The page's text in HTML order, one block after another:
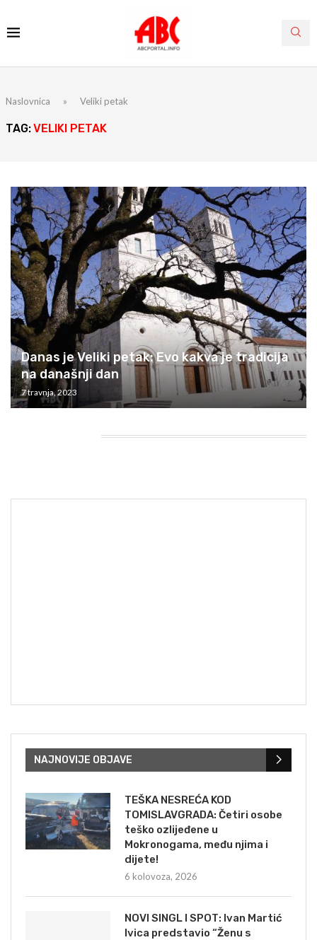
Naslovnica » Veliki petak
TAG:VELIKI PETAK
Danas je Veliki petak: Evo kakva je tradicija
na današnji dan
7 travnja, 2023
NAJNOVIJE OBJAVE
TEŠKA NESREĆA KOD
TOMISLAVGRADA: Četiri osobe
teško ozlijeđene u
Mokronogama, među njima i
dijete!
6 kolovoza, 2026
NOVI SINGL I SPOT: Ivan Martić
Ivica predstavio “Ženu s